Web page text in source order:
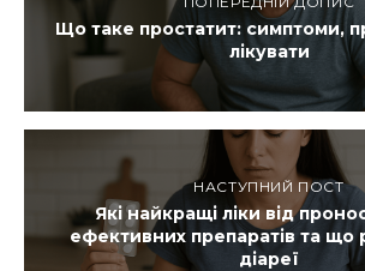
Що таке простатит: симптоми,
лікувати
НАСТУПНИЙ ПОСТ
Які найкращі ліки від
ефективних препаратів та що
діареї